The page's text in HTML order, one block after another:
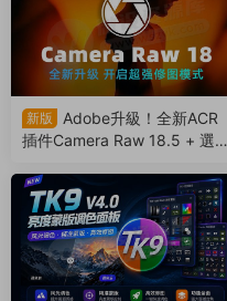
新版
Adobe升級！全新ACR
插件Camera Raw 18.5 + 選擇
（260806）